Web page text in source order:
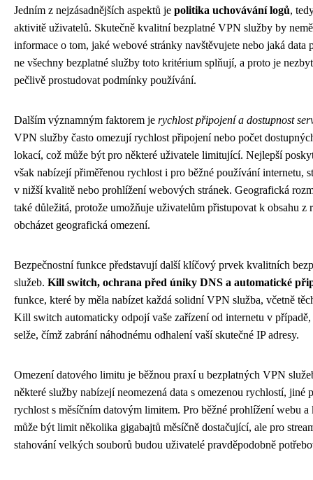
Jedním z nejzásadnějších aspektů je politika uchovávání logů,
aktivitě uživatelů. Skutečně kvalitní bezplatné VPN služby by
informace o tom, jaké webové stránky navštěvujete nebo jaká data
ne všechny bezplatné služby toto kritérium splňují, a proto je
pečlivě prostudovat podmínky používání.
Dalším významným faktorem je rychlost připojení a dostupnost
VPN služby často omezují rychlost připojení nebo počet
lokací, což může být pro některé uživatele limitující. Nejlepší
však nabízejí přiměřenou rychlost i pro běžné používání internetu,
v nižší kvalitě nebo prohlížení webových stránek. Geografická
také důležitá, protože umožňuje uživatelům přistupovat k obsahu z
obcházet geografická omezení.
Bezpečnostní funkce představují další klíčový prvek kvalitních
služeb. Kill switch, ochrana před úniky DNS a automatické
funkce, které by měla nabízet každá solidní VPN služba, včetně
Kill switch automaticky odpojí vaše zařízení od internetu v
selže, čímž zabrání náhodnému odhalení vaší skutečné IP adresy.
Omezení datového limitu je běžnou praxí u bezplatných VPN
některé služby nabízejí neomezená data s omezenou rychlostí, jiné
rychlost s měsíčním datovým limitem. Pro běžné prohlížení webu
může být limit několika gigabajtů měsíčně dostačující, ale pro
stahování velkých souborů budou uživatelé pravděpodobně